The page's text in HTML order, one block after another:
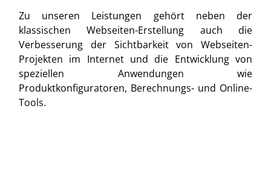
Zu unseren Leistungen gehört neben der
klassischen Webseiten-Erstellung auch die
Verbesserung der Sichtbarkeit von Webseiten-
Projekten im Internet und die Entwicklung von
speziellen Anwendungen wie
Produktkonfiguratoren, Berechnungs- und Online-
Tools.